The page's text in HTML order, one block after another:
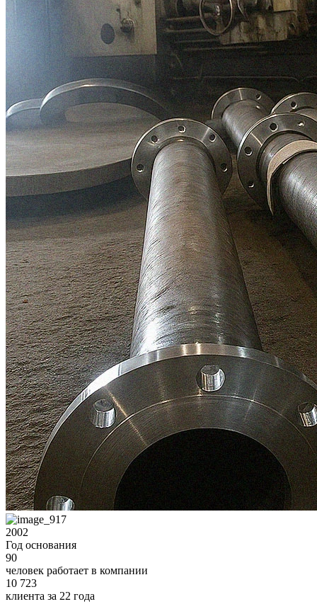
2002
Год основания
90
человек работает в компании
10 723
клиента за 22 года